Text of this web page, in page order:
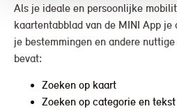
Als je ideale en persoonlijke
kaartentabblad van de MINI App je
je bestemmingen en andere
bevat:
Zoeken op kaart
Zoeken op categorie en tekst